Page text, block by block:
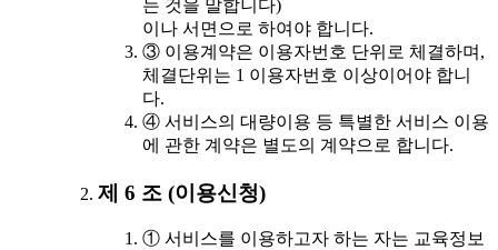
는 것을 말합니다)
이나 서면으로 하여야 합니다.
③ 이용계약은 이용자번호 단위로 체결하며,
체결단위는 1 이용자번호 이상이어야 합니
다.
④ 서비스의 대량이용 등 특별한 서비스 이용
에 관한 계약은 별도의 계약으로 합니다.
제 6 조 (이용신청)
① 서비스를 이용하고자 하는 자는 교육정보